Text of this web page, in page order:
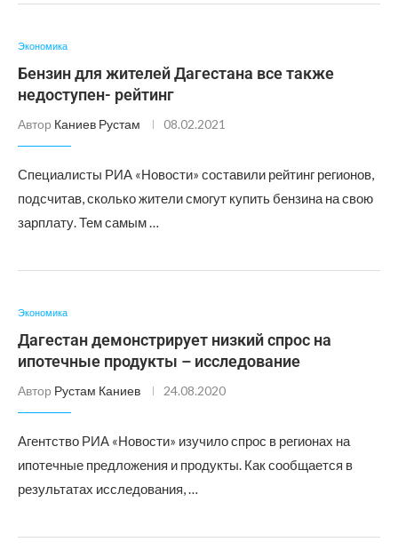
Экономика
Бензин для жителей Дагестана все также
недоступен- рейтинг
Автор Каниев Рустам 08.02.2021
Специалисты РИА «Новости» составили рейтинг регионов,
подсчитав, сколько жители смогут купить бензина на свою
зарплату. Тем самым …
Экономика
Дагестан демонстрирует низкий спрос на
ипотечные продукты – исследование
Автор Рустам Каниев 24.08.2020
Агентство РИА «Новости» изучило спрос в регионах на
ипотечные предложения и продукты. Как сообщается в
результатах исследования, …